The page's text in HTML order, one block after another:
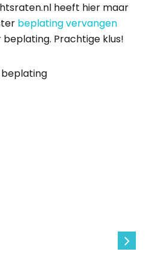
heeft hier maar
beplating vervangen
Prachtige klus!